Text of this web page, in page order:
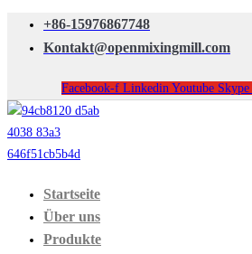
+86-15976867748
Kontakt@openmixingmill.com
Facebook-f Linkedin Youtube Skype
Startseite
Über uns
Produkte